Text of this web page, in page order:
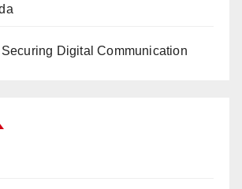
Digital Communication